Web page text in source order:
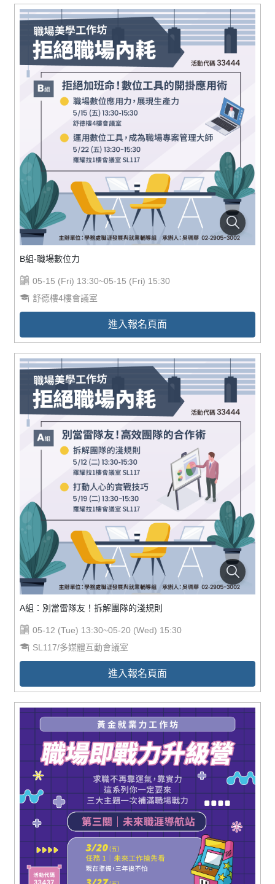
B組-職場數位力
05-15 (Fri) 13:30~05-15 (Fri) 15:30
舒德樓4樓會議室
進入報名頁面
A組：別當雷隊友！拆解團隊的淺規則
05-12 (Tue) 13:30~05-20 (Wed) 15:30
SL117/多媒體互動會議室
進入報名頁面